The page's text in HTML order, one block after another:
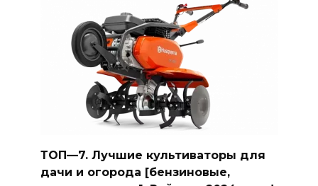
ТОП—7. Лучшие культиваторы для
дачи и огорода [бензиновые,